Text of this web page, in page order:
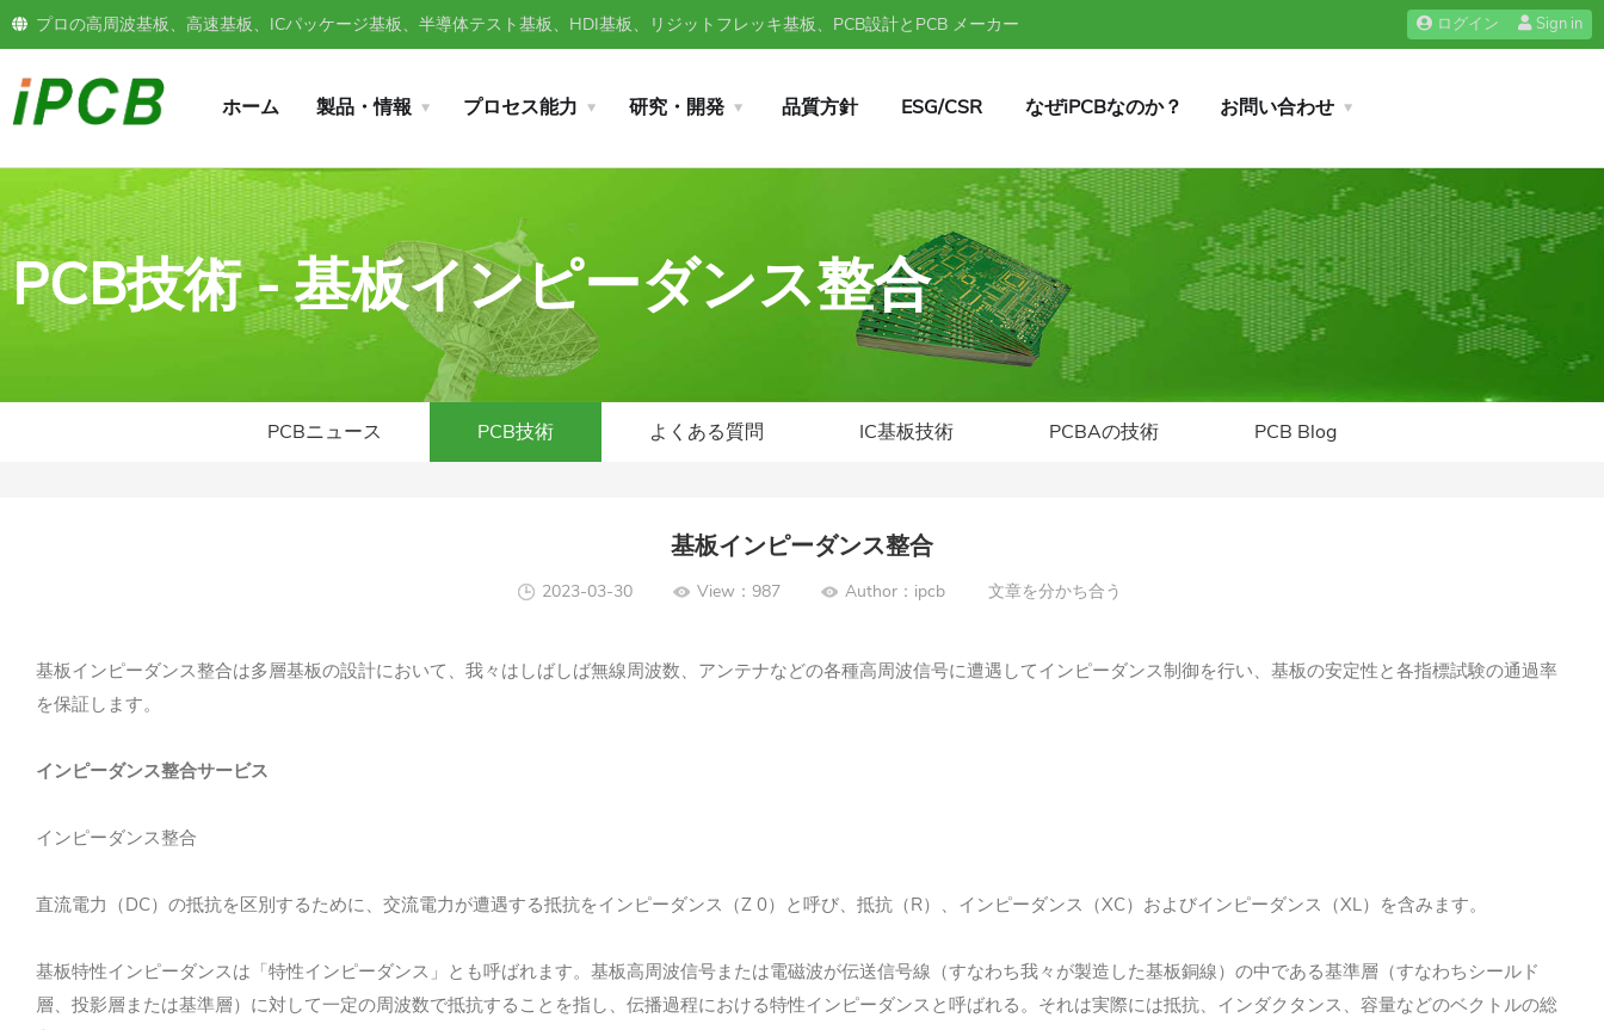
プロの高周波基板、高速基板、ICパッケージ基板、半導体テスト基板、HDI基板、リジットフレッキ基板、PCB設計とPCB メーカー ログイン Sign in
ホーム 製品・情報 プロセス能力 研究・開発 品質方針 ESG/CSR なぜiPCBなのか？ お問い合わせ
PCB技術 - 基板インピーダンス整合
PCBニュース PCB技術 よくある質問 IC基板技術 PCBAの技術 PCB Blog
基板インピーダンス整合
2023-03-30 View：987 Author：ipcb 文章を分かち合う
基板インピーダンス整合は多層基板の設計において、我々はしばしば無線周波数、アンテナなどの各種高周波信号に遭遇してインピーダンス制御を行い、基板の安定性と各指標試験の通過率
を保証 します。
インピーダンス整合サービス
インピーダンス整合
直流電力（DC）の抵抗を区別するために、交流電力が遭遇する抵抗をインピーダンス（Z 0）と呼び、抵抗（R）、インピーダンス（XC）およびインピーダンス（XL）を含みます。
基板特性インピーダンスは「特性インピーダンス」とも呼ばれます。基板高周波信号または電磁波が伝送信号線（すなわち我々が製造した基板銅線）の中である基準層（すなわちシールド
層、投影層または基準層）に対して一定の周波数で抵抗することを指し、伝播過程における特性インピーダンスと呼ばれる。それは実際には抵抗、インダクタンス、容量などのベクトルの総